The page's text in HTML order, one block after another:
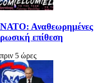
ΝΑΤΟ: Αναθεωρημένες
ρωσική επίθεση
πριν 5 ώρες